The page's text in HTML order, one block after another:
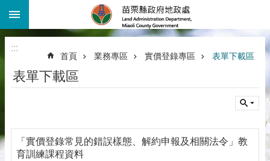
跳到主要內容區塊
搜
機
告
:::
首頁 業務專區 實價登錄專區 表單下載區
表單下載區
「實價登錄常見的錯誤樣態、解約申報及相關法令」教
育訓練課程資料